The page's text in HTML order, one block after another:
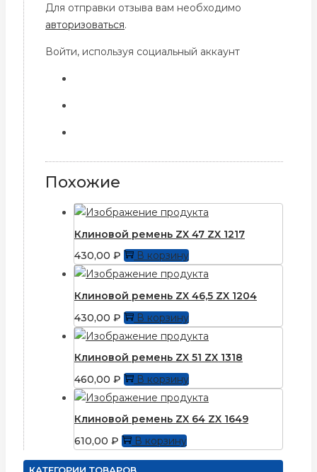
Для отправки отзыва вам необходимо
авторизоваться.
Войти, используя социальный аккаунт
Похожие
Клиновой ремень ZX 47 ZX 1217
430,00 ₽ В корзину
Клиновой ремень ZX 46,5 ZX 1204
430,00 ₽ В корзину
Клиновой ремень ZX 51 ZX 1318
460,00 ₽ В корзину
Клиновой ремень ZX 64 ZX 1649
610,00 ₽ В корзину